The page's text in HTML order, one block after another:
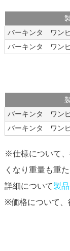
バーキンタ ワン
バーキンタ ワン
バーキンタ ワン
バーキンタ ワン
※仕様について、
くなり重量も重
詳細について製
※価格について、